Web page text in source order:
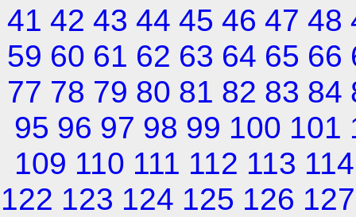
41 42 43 44 45 46 47 48
59 60 61 62 63 64 65 66
77 78 79 80 81 82 83 84
95 96 97 98 99 100 101
109 110 111 112 113 114
122 123 124 125 126 127